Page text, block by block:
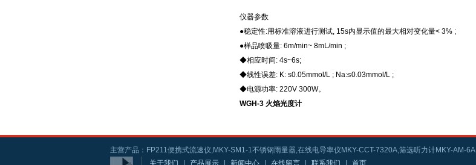
仪器参数
●稳定性:用标准溶液进行测试, 15s内显示值的最大相对变化量< 3% ;
●样品喷吸量: 6m/min~ 8mL/min ;
◆相应时间: 4s~6s;
◆线性误差: K: s0.05mmol/L ; Na:≤0.03mmol/L ;
◆电源功率: 220V 300W。
WGH-3 火焰光度计
主营产品：FP211便携式流速仪,MKY-SM1-1不锈钢雨量器,在线电导率仪MKY-CCT-7320A,筛选听力计MKY-AM-6A
关于我们
产品展示 新闻中心 在线留言 联系我们 首页